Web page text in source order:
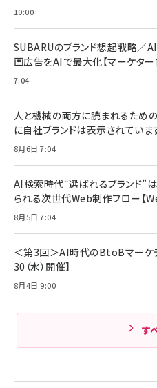
￥880
ママ投資家が育
組織の成果を最
￥1,980
Amazonラン
￥6,980
全ワイヤレスイ
技術基準適合】
￥5,990
ケーブル Anker
ド付き USB
17 / 16 / 15 /
Pro/Air 各種対
￥1,890
Pro/Air 各種対
￥1,890
サッポロ 生ビ
ル ケース買い【
￥4,857
10:00
SUBARUのブランド想起戦略／AI
画広告をAIで最大化【マーケター
7:04
人と機械の両方に読まれるための
に自社ブランドは表示されていま
8月6日 7:04
AI検索時代“選ばれるブランド”
られる次世代Web制作フロー【
8月5日 7:04
＜第3回＞AI時代のBtoBマーケテ
30（水）開催】
8月4日 9:00
す